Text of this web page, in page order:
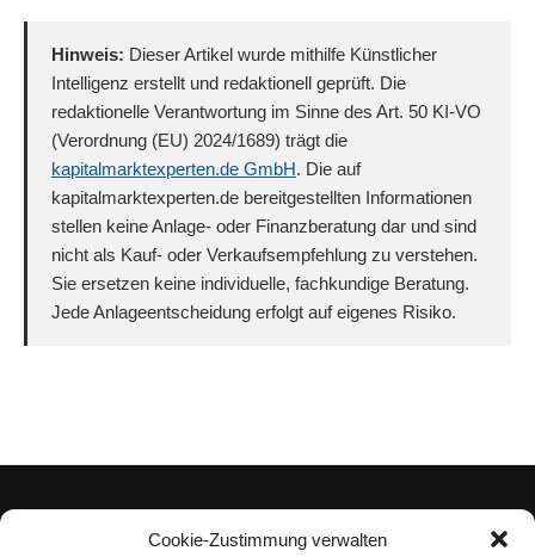
Cookie-Zustimmung verwalten
Hinweis: Dieser Artikel wurde mithilfe Künstlicher
Intelligenz erstellt und redaktionell geprüft. Die
redaktionelle Verantwortung im Sinne des Art. 50 KI-VO
(Verordnung (EU) 2024/1689) trägt die
kapitalmarktexperten.de GmbH. Die auf
kapitalmarktexperten.de bereitgestellten Informationen
stellen keine Anlage- oder Finanzberatung dar und sind
nicht als Kauf- oder Verkaufsempfehlung zu verstehen.
Sie ersetzen keine individuelle, fachkundige Beratung.
Jede Anlageentscheidung erfolgt auf eigenes Risiko.